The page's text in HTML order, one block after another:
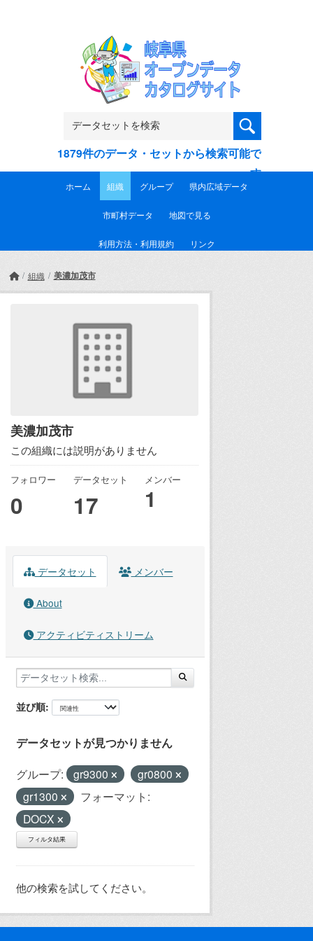
1879件のデータ・セットから検索可能で
す
ホーム 組織 グループ 県内広域データ
市町村データ 地図で見る
利用方法・利用規約 リンク
組織 美濃加茂市
美濃加茂市
この組織には説明がありません
フォロワー
0
データセット
17
メンバー
1
データセット メンバー
About
アクティビティストリーム
並び順
データセットが見つかりません
グループ: gr9300
gr0800
gr1300
フォーマット:
DOCX
フィルタ結果
他の検索を試してください。